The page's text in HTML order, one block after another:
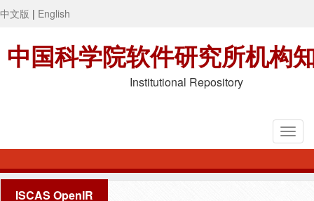
中文版 | English
中国科学院软件研究所机构
Institutional Repository
ISCAS OpenIR